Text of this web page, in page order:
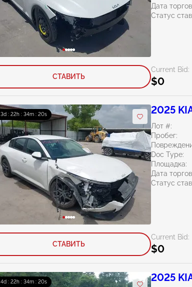
Дата
Статус
Current Bid:
$0
СТАВИТЬ
3d : 22h : 34m : 19s 2025
Лот #:
Пробег:
Doc Type:
Площадка:
Дата
Статус
Current Bid:
$0
СТАВИТЬ
4d : 22h : 34m : 19s 2025